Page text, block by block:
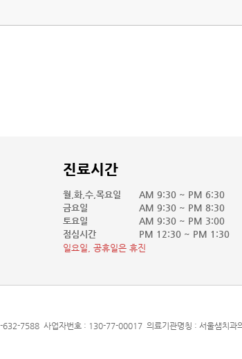
진료시간
월,화,수,목요일
AM 9:30 ~ PM 6:30
금요일
AM 9:30 ~ PM 8:30
토요일
AM 9:30 ~ PM 3:00
점심시간
PM 12:30 ~ PM 1:30
일요일, 공휴일은 휴진
7588 사업자번호 : 130-77-00017 의료기관명칭 : 서울샘치과